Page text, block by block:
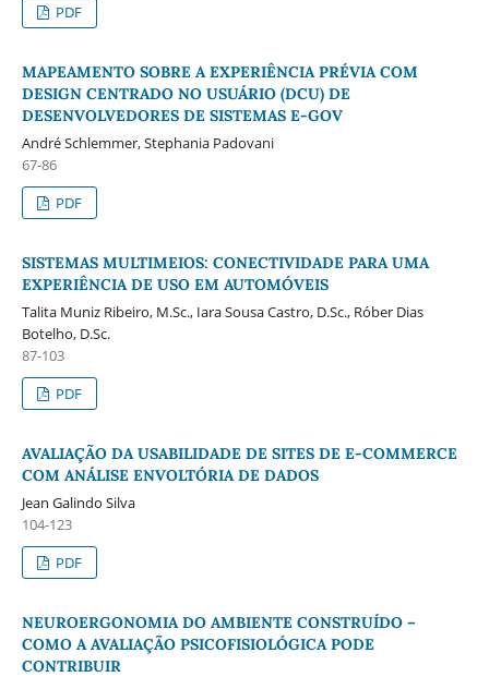
PDF
MAPEAMENTO SOBRE A EXPERIÊNCIA PRÉVIA COM
DESIGN CENTRADO NO USUÁRIO (DCU) DE
DESENVOLVEDORES DE SISTEMAS E-GOV
André Schlemmer, Stephania Padovani
67-86
PDF
SISTEMAS MULTIMEIOS: CONECTIVIDADE PARA UMA
EXPERIÊNCIA DE USO EM AUTOMÓVEIS
Talita Muniz Ribeiro, M.Sc., Iara Sousa Castro, D.Sc., Róber Dias
Botelho, D.Sc.
87-103
PDF
AVALIAÇÃO DA USABILIDADE DE SITES DE E-COMMERCE
COM ANÁLISE ENVOLTÓRIA DE DADOS
Jean Galindo Silva
104-123
PDF
NEUROERGONOMIA DO AMBIENTE CONSTRUÍDO –
COMO A AVALIAÇÃO PSICOFISIOLÓGICA PODE
CONTRIBUIR